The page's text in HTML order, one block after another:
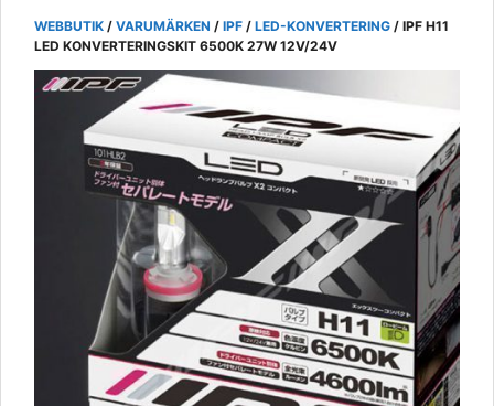
WEBBUTIK / VARUMÄRKEN / IPF / LED-KONVERTERING / IPF H11
LED KONVERTERINGSKIT 6500K 27W 12V/24V